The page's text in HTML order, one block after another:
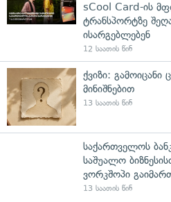
sCool Card-ის
ტრანსპორტზე
ისარგებლებენ
12 საათის წინ
ქვიზი: გამოიცანი
მინიშნებით
13 საათის წინ
საქართველოს
საშუალო
ვორკშოპი
13 საათის წინ